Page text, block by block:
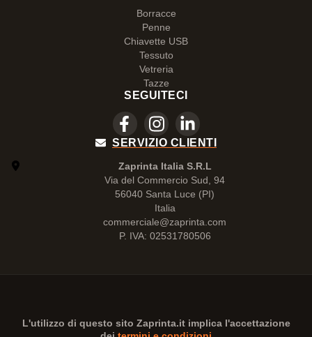
Borracce
Penne
Chiavette USB
Tessuto
Vetreria
Tazze
SEGUITECI
SERVIZIO CLIENTI
Zaprinta Italia S.R.L
Via del Commercio Sud, 94
56040 Santa Luce (PI)
Italia
commerciale@zaprinta.com
P. IVA: 02531780506
L'utilizzo di questo sito Zaprinta.itimplica l'accettazione